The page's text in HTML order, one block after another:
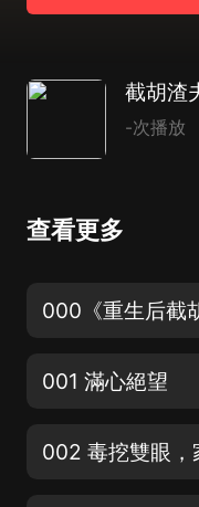
-次播放
查看更多
001 滿心絕望